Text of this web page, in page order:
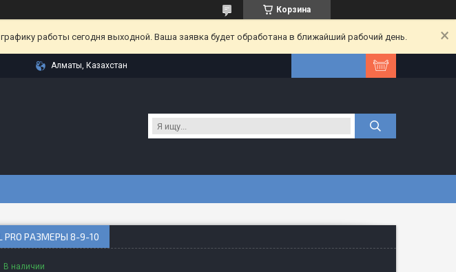
Корзина
работы сегодня выходной. Ваша заявка будет обработана в ближайший рабочий день.
Алматы, Казахстан
PRO РАЗМЕРЫ 8-9-10
В наличии